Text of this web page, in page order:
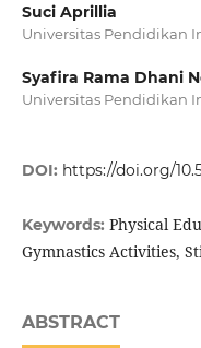
Suci Aprillia
Universitas Pendidikan
Syafira Rama Dhani
Universitas Pendidikan
DOI: https://doi.org/
Keywords: Physical
Gymnastics Activities,
ABSTRACT